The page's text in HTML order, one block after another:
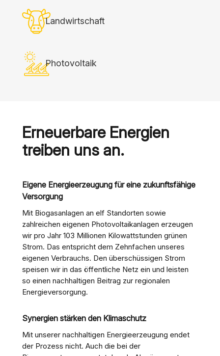
Landwirtschaft
Photovoltaik
Erneuerbare Energien
treiben uns an.
Eigene Energieerzeugung für eine zukunftsfähige
Versorgung
Mit Biogasanlagen an elf Standorten sowie
zahlreichen eigenen Photovoltaikanlagen erzeugen
wir pro Jahr 103 Millionen Kilowattstunden grünen
Strom. Das entspricht dem Zehnfachen unseres
eigenen Verbrauchs. Den überschüssigen Strom
speisen wir in das öffentliche Netz ein und leisten
so einen nachhaltigen Beitrag zur regionalen
Energieversorgung.
Synergien stärken den Klimaschutz
Mit unserer nachhaltigen Energieerzeugung endet
der Prozess nicht. Auch die bei der